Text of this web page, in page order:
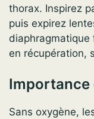
thorax. Inspirez
puis expirez
diaphragmatique
en récupération,
Importance
Sans oxygène,